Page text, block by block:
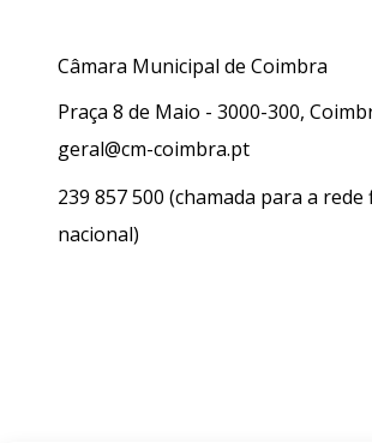
Câmara Municipal de Coimbra
Praça 8 de Maio - 3000-300,
geral@cm-coimbra.pt
239 857 500 (chamada para a rede
nacional)